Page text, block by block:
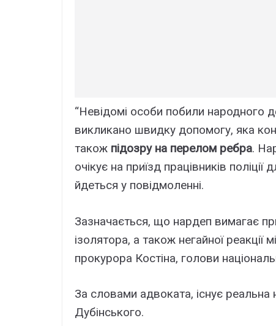
“Невідомі особи побили народного
викликано швидку допомогу, яка
також підозру на перелом ребра.
очікує на приїзд працівників
йдеться у повідмоленні.
Зазначається, що нардеп вимагає
ізолятора, а також негайної реакції
прокурора Костіна, голови
За словами адвоката, існує
Дубінського.